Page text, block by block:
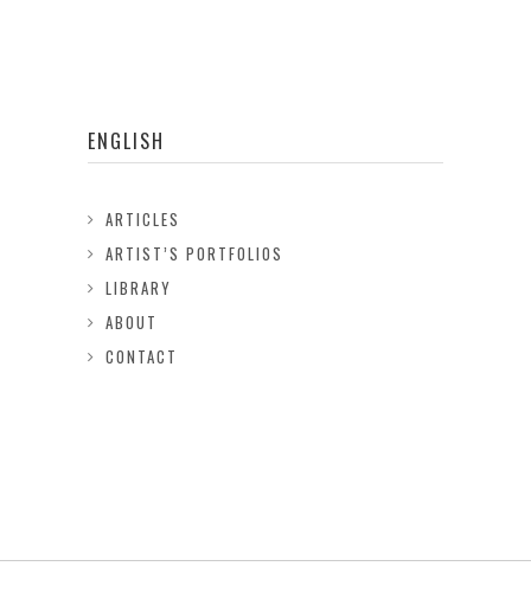
ENGLISH
ARTICLES
ARTIST’S PORTFOLIOS
LIBRARY
ABOUT
CONTACT